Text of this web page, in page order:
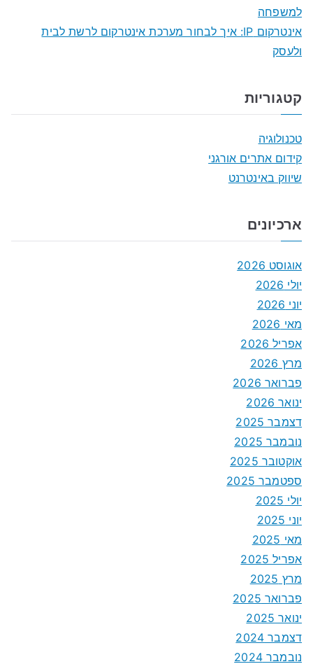
למשפחה
אינטרקום IP: איך לבחור מערכת אינטרקום לרשת לבית
ולעסק
קטגוריות
טכנולוגיה
קידום אתרים אורגני
שיווק באינטרנט
ארכיונים
אוגוסט 2026
יולי 2026
יוני 2026
מאי 2026
אפריל 2026
מרץ 2026
פברואר 2026
ינואר 2026
דצמבר 2025
נובמבר 2025
אוקטובר 2025
ספטמבר 2025
יולי 2025
יוני 2025
מאי 2025
אפריל 2025
מרץ 2025
פברואר 2025
ינואר 2025
דצמבר 2024
נובמבר 2024